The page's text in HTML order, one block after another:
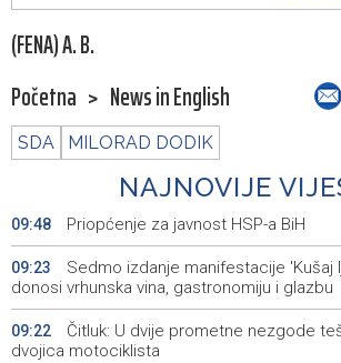
(FENA) A. B.
Početna > News in English
SDA MILORAD DODIK
NAJNOVIJE
09:48 Priopćenje za javnost HSP-a BiH
09:23
Sedmo izdanje manifestacije 'Kušaj
donosi vrhunska vina, gastronomiju i glazbu
09:22
Čitluk: U dvije prometne nezgode
dvojica motociklista